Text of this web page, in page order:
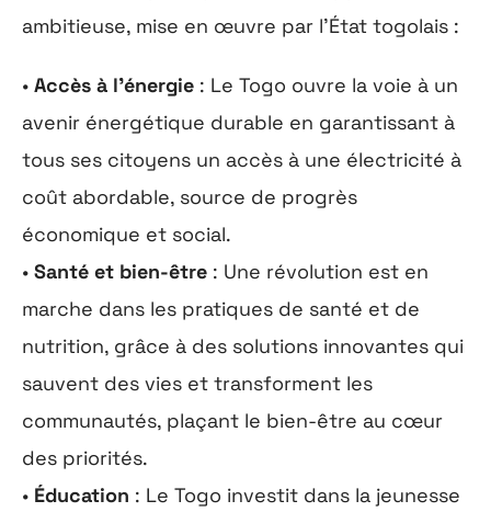
ambitieuse, mise en œuvre par l’État togolais :
• Accès à l’énergie : Le Togo ouvre la voie à un
avenir énergétique durable en garantissant à
tous ses citoyens un accès à une électricité à
coût abordable, source de progrès
économique et social.
• Santé et bien-être : Une révolution est en
marche dans les pratiques de santé et de
nutrition, grâce à des solutions innovantes qui
sauvent des vies et transforment les
communautés, plaçant le bien-être au cœur
des priorités.
• Éducation : Le Togo investit dans la jeunesse